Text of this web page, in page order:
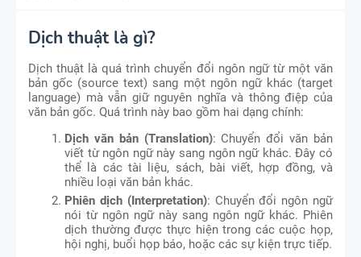
Dịch thuật là gì?
Dịch thuật là quá trình chuyển đổi ngôn ngữ từ một văn
bản gốc (source text) sang một ngôn ngữ khác (target
language) mà vẫn giữ nguyên nghĩa và thông điệp của
văn bản gốc. Quá trình này bao gồm hai dạng chính:
Dịch văn bản (Translation): Chuyển đổi văn bản
viết từ ngôn ngữ này sang ngôn ngữ khác. Đây có
thể là các tài liệu, sách, bài viết, hợp đồng, và
nhiều loại văn bản khác.
Phiên dịch (Interpretation): Chuyển đổi ngôn ngữ
nói từ ngôn ngữ này sang ngôn ngữ khác. Phiên
dịch thường được thực hiện trong các cuộc họp,
hội nghị, buổi họp báo, hoặc các sự kiện trực tiếp.